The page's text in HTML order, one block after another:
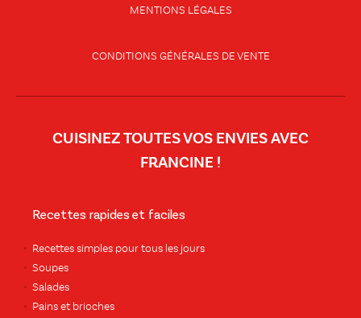
MENTIONS LÉGALES
CONDITIONS GÉNÉRALES DE VENTE
CUISINEZ TOUTES VOS ENVIES AVEC
FRANCINE !
Recettes rapides et faciles
Recettes simples pour tous les jours
Soupes
Salades
Pains et brioches